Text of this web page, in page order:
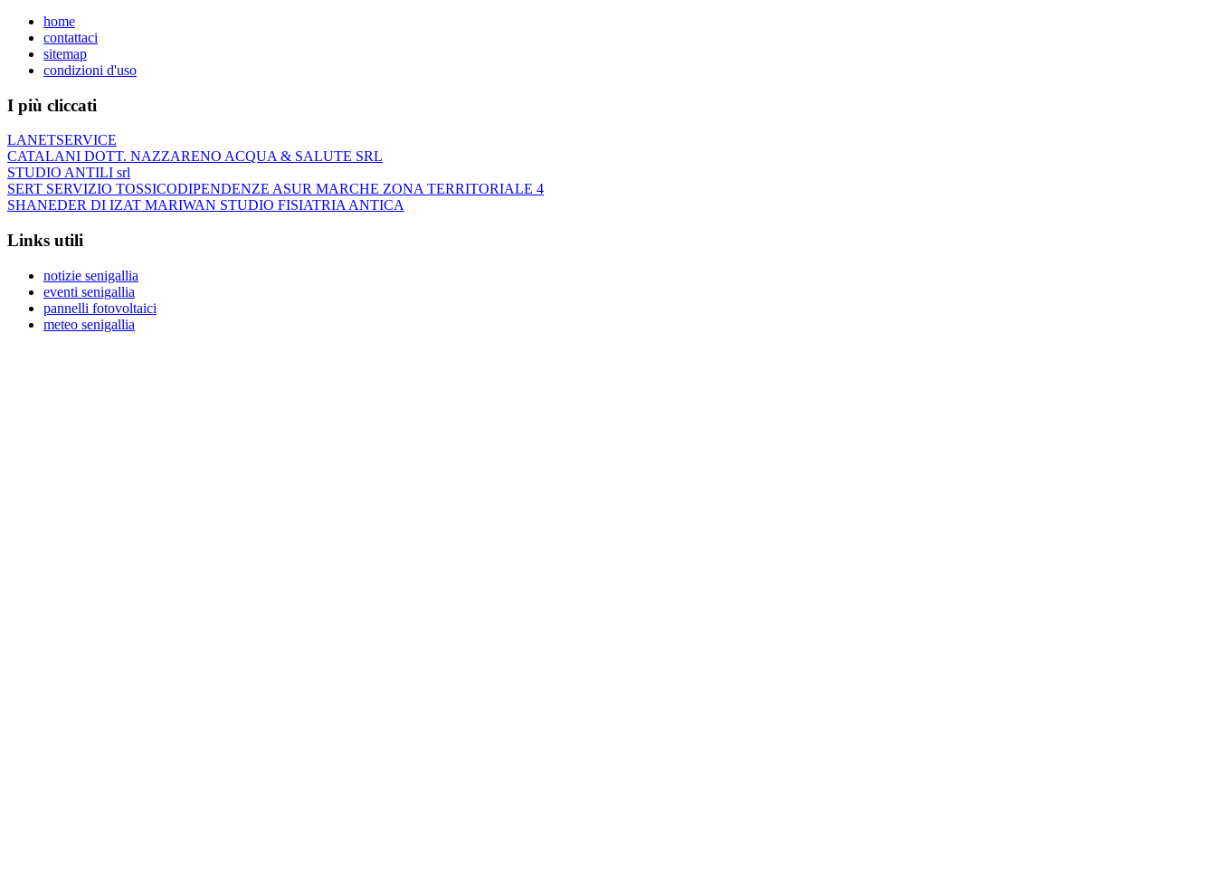
home
contattaci
sitemap
condizioni d'uso
I più cliccati
LANETSERVICE
CATALANI DOTT. NAZZARENO ACQUA & SALUTE SRL
STUDIO ANTILI srl
SERT SERVIZIO TOSSICODIPENDENZE ASUR MARCHE ZONA TERRITORIALE 4
SHANEDER DI IZAT MARIWAN STUDIO FISIATRIA ANTICA
Links utili
notizie senigallia
eventi senigallia
pannelli fotovoltaici
meteo senigallia